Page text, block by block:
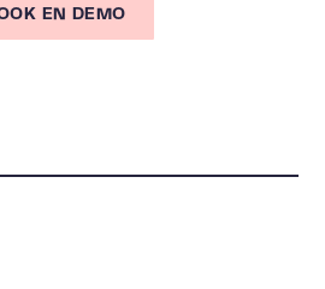
EN DEMO